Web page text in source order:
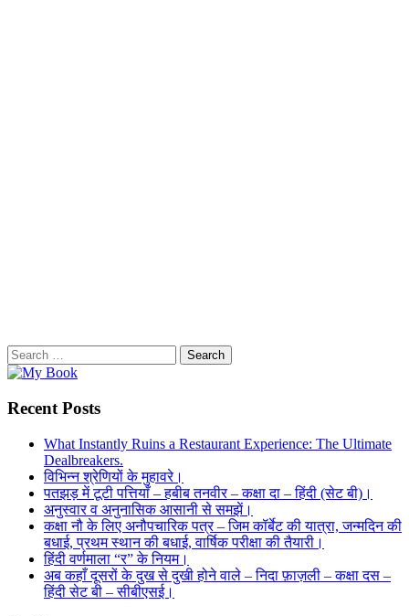
Search
for:
Recent Posts
What Instantly Ruins a Restaurant Experience: The Ultimate
Dealbreakers.
विभिन्न श्रेणियों के मुहावरे।
पतझड़ में टूटी पत्तियाँ – हबीब तनवीर – कक्षा दा – हिंदी (सेट बी)।
अनुस्वार व अनुनासिक आसानी से समझें।
कक्षा नौ के लिए अनौपचारिक पत्र – जिम कॉर्बेट की यात्रा, जन्मदिन की
बधाई, प्रथम स्थान की बधाई, वार्षिक परीक्षा की तैयारी।
हिंदी वर्णमाला “र” के नियम।
अब कहाँ दूसरों के दुख से दुखी होने वाले – निदा फ़ाज़ली – कक्षा दस –
हिंदी सेट बी – सीबीएसई।